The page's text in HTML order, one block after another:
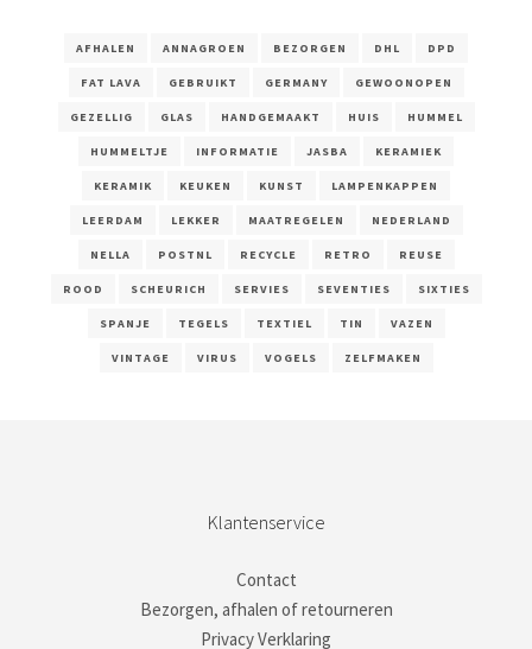
AFHALEN ANNAGROEN BEZORGEN DHL DPD
FAT LAVA GEBRUIKT GERMANY GEWOONOPEN
GEZELLIG GLAS HANDGEMAAKT HUIS HUMMEL
HUMMELTJE INFORMATIE JASBA KERAMIEK
KERAMIK KEUKEN KUNST LAMPENKAPPEN
LEERDAM LEKKER MAATREGELEN NEDERLAND
NELLA POSTNL RECYCLE RETRO REUSE
ROOD SCHEURICH SERVIES SEVENTIES SIXTIES
SPANJE TEGELS TEXTIEL TIN VAZEN
VINTAGE VIRUS VOGELS ZELFMAKEN
Klantenservice
Contact
Bezorgen, afhalen of retourneren
Privacy Verklaring